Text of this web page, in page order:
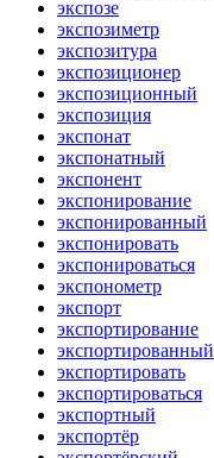
экспозе
экспозиметр
экспозитура
экспозиционер
экспозиционный
экспозиция
экспонат
экспонатный
экспонент
экспонирование
экспонированный
экспонировать
экспонироваться
экспонометр
экспорт
экспортирование
экспортированный
экспортировать
экспортироваться
экспортный
экспортёр